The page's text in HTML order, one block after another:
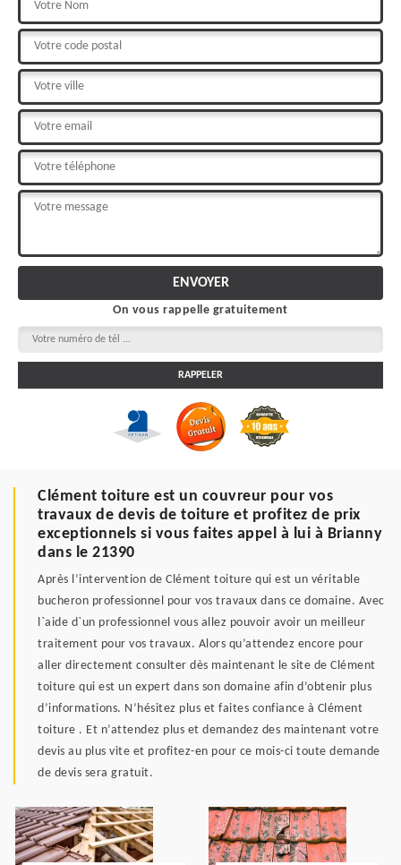
On vous rappelle gratuitement
Clément toiture est un couvreur pour vos
travaux de devis de toiture et profitez de prix
exceptionnels si vous faites appel à lui à Brianny
dans le 21390
Après l’intervention de Clément toiture qui est un véritable
bucheron professionnel pour vos travaux dans ce domaine. Avec
l`aide d`un professionnel vous allez pouvoir avoir un meilleur
traitement pour vos travaux. Alors qu’attendez encore pour
aller directement consulter dès maintenant le site de Clément
toiture qui est un expert dans son domaine afin d’obtenir plus
d’informations. N’hésitez plus et faites confiance à Clément
toiture . Et n’attendez plus et demandez des maintenant votre
devis au plus vite et profitez-en pour ce mois-ci toute demande
de devis sera gratuit.